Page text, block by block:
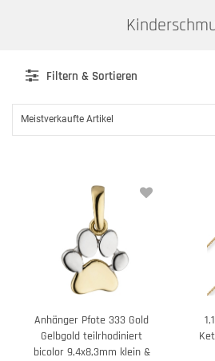
Filtern & Sortieren
Anhänger Pfote 333 Gold
Gelbgold teilrhodiniert
bicolor 9,4x8,3mm klein &